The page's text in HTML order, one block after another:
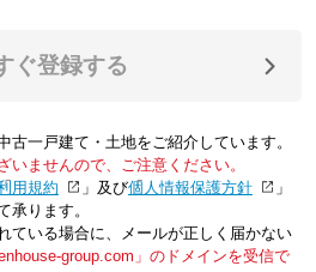
ぐ登録する
一戸建て・土地をご紹介しています。
いませんので、ご注意ください。
用規約 」及び「個人情報保護方針
」
承ります。
ている場合に、メールが正しく届かない
group.com」のドメインを受信で